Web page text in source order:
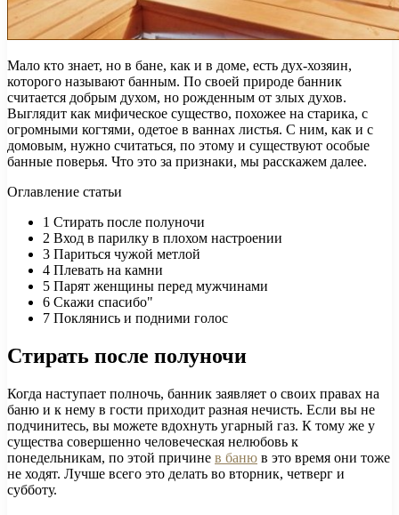
Мало кто знает, но в бане, как и в доме, есть дух-хозяин,
которого называют банным. По своей природе банник
считается добрым духом, но рожденным от злых духов.
Выглядит как мифическое существо, похожее на старика, с
огромными когтями, одетое в ваннах листья. С ним, как и с
домовым, нужно считаться, по этому и существуют особые
банные поверья. Что это за признаки, мы расскажем далее.
Оглавление статьи
1 Стирать после полуночи
2 Вход в парилку в плохом настроении
3 Париться чужой метлой
4 Плевать на камни
5 Парят женщины перед мужчинами
6 Скажи спасибо"
7 Поклянись и подними голос
Стирать после полуночи
Когда наступает полночь, банник заявляет о своих правах на
баню и к нему в гости приходит разная нечисть. Если вы не
подчинитесь, вы можете вдохнуть угарный газ. К тому же у
существа совершенно человеческая нелюбовь к
понедельникам, по этой причине в баню в это время они тоже
не ходят. Лучше всего это делать во вторник, четверг и
субботу.